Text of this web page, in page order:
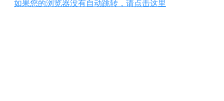
如果您的浏览器没有自动跳转，请点击这里